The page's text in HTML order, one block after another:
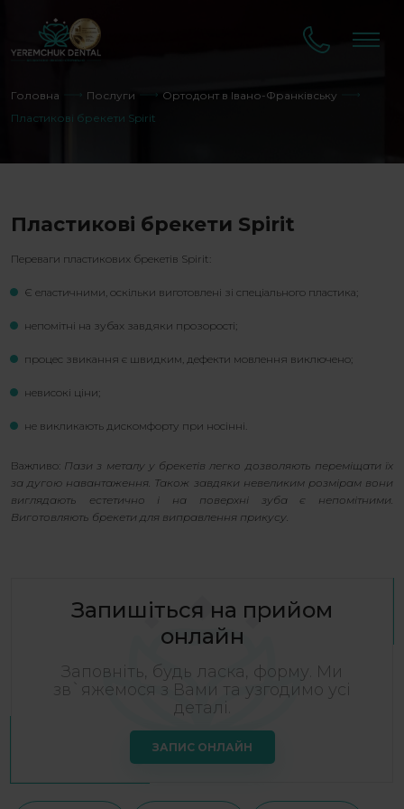
Головна Послуги
Ортодонт в Івано-Франківську
Пластикові брекети Spirit
Пластикові брекети Spirit
Переваги пластикових брекетів Spirit:
Є еластичними, оскільки виготовлені зі спеціального пластика;
непомітні на зубах завдяки прозорості;
процес звикання є швидким, дефекти мовлення виключено;
невисокі ціни;
не викликають дискомфорту при носінні.
Важливо: Пази з металу у брекетів легко дозволяють переміщати їх
за дугою навантаження. Також завдяки невеликим розмірам вони
виглядають естетично і на поверхні зуба є непомітними.
Виготовляють брекети для виправлення прикусу.
Запишіться на прийом
онлайн
Заповніть, будь ласка, форму. Ми
зв`яжемося з Вами та узгодимо усі
деталі.
ЗАПИС ОНЛАЙН